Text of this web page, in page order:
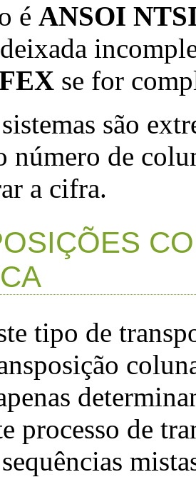
é ANSOI
se for
são
número de
a cifra.
tipo de
processo de